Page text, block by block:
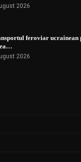
2026
feroviar
2026